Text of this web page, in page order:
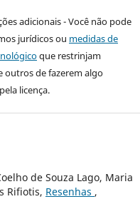
adicionais - Você não pode
jurídicos ou medidas de
que restrinjam
outros de fazerem algo
licença.
de Souza Lago, Maria
Rifiotis, Resenhas ,